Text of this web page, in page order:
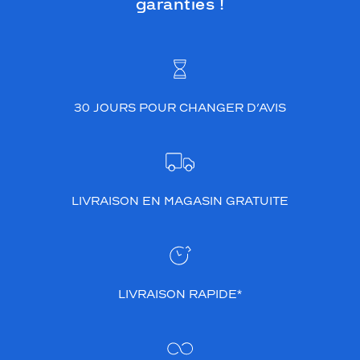
garanties !
30 JOURS POUR CHANGER D’AVIS
LIVRAISON EN MAGASIN GRATUITE
LIVRAISON RAPIDE*